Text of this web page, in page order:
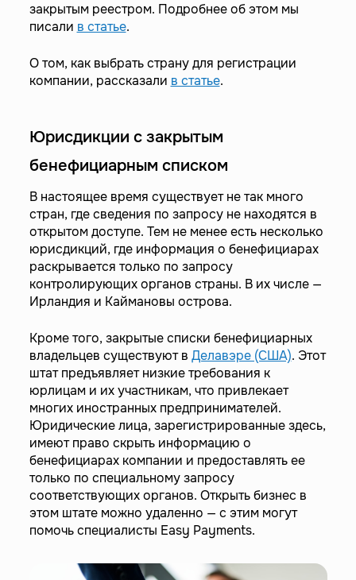
закрытым реестром. Подробнее об этом мы
писали в статье.
О том, как выбрать страну для регистрации
компании, рассказали в статье.
Юрисдикции с закрытым
бенефициарным списком
В настоящее время существует не так много
стран, где сведения по запросу не находятся в
открытом доступе. Тем не менее есть несколько
юрисдикций, где информация о бенефициарах
раскрывается только по запросу
контролирующих органов страны. В их числе —
Ирландия и Каймановы острова.
Кроме того, закрытые списки бенефициарных
владельцев существуют в Делавэре (США). Этот
штат предъявляет низкие требования к
юрлицам и их участникам, что привлекает
многих иностранных предпринимателей.
Юридические лица, зарегистрированные здесь,
имеют право скрыть информацию о
бенефициарах компании и предоставлять ее
только по специальному запросу
соответствующих органов. Открыть бизнес в
этом штате можно удаленно — с этим могут
помочь специалисты Easy Payments.